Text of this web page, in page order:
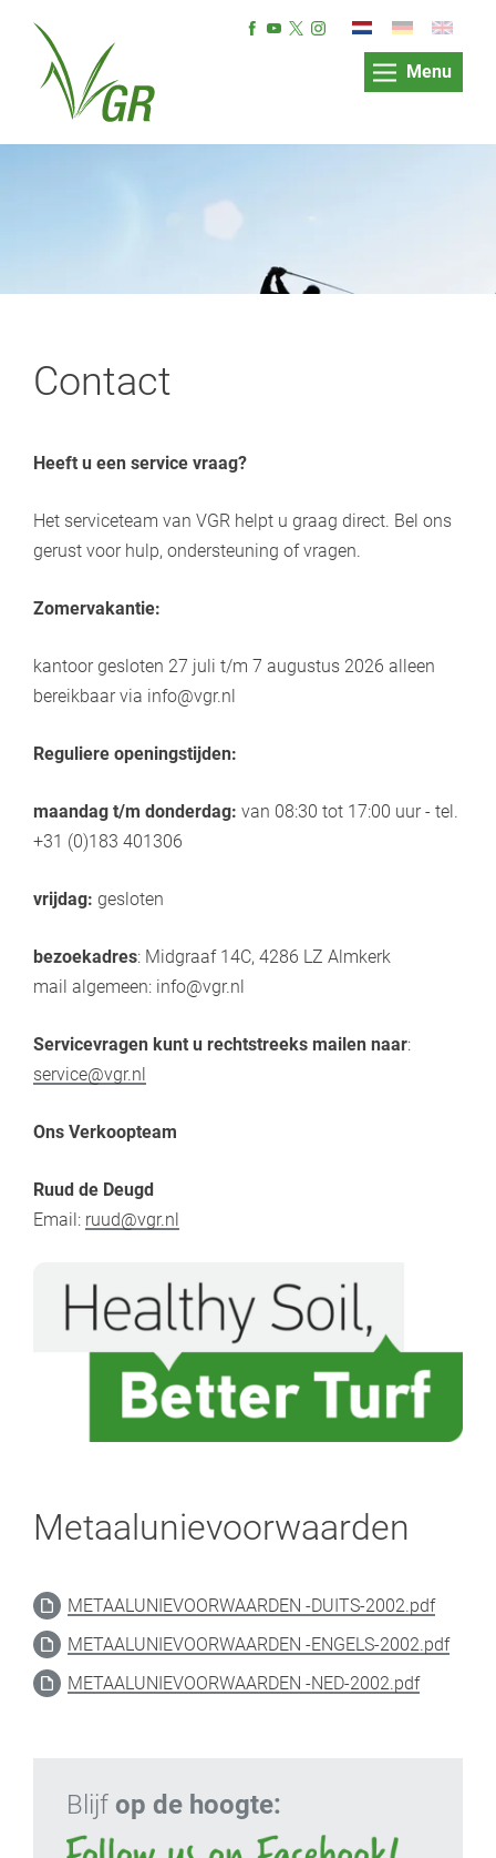
Menu
Contact
Heeft u een service vraag?
Het serviceteam van VGR helpt u graag direct. Bel ons
gerust voor hulp, ondersteuning of vragen.
​Zomervakantie:
​kantoor gesloten 27 juli t/m 7 augustus 2026 alleen
bereikbaar via info@vgr.nl
Reguliere openingstijden:
maandag t/m donderdag: van 08:30 tot 17:00 uur - tel.
+31 (0)183 401306
​vrijdag: gesloten
bezoekadres: Midgraaf 14C, 4286 LZ Almkerk
mail algemeen: info@vgr.nl
Servicevragen kunt u rechtstreeks mailen naar:
service@vgr.nl
Ons Verkoopteam
Ruud de Deugd
Email: ruud@vgr.nl
Metaalunievoorwaarden
METAALUNIEVOORWAARDEN -DUITS-2002.pdf
METAALUNIEVOORWAARDEN -ENGELS-2002.pdf
METAALUNIEVOORWAARDEN -NED-2002.pdf
Blijf op de hoogte: